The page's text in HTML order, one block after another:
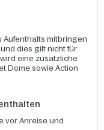
Aufenthalts mitbringen
dies gilt nicht für
eine zusätzliche
Dome sowie Action
vor Anreise und